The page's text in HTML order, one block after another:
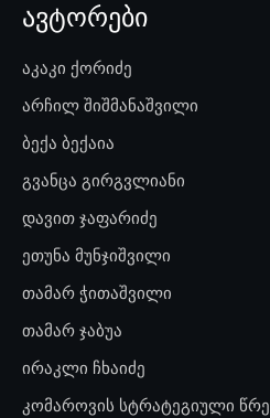
ავტორები
აკაკი ქორიძე
არჩილ შიშმანაშვილი
ბექა ბექაია
გვანცა გირგვლიანი
დავით ჯაფარიძე
ეთუნა მუნჯიშვილი
თამარ ჭითაშვილი
თამარ ჯაბუა
ირაკლი ჩხაიძე
კომაროვის სტრატეგიული წრე